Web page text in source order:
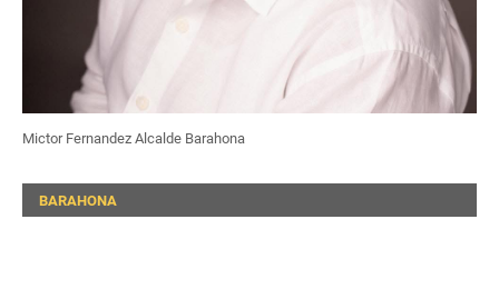
Mictor Fernandez Alcalde Barahona
BARAHONA